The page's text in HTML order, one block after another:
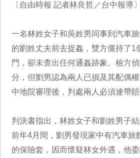
〔自由時報 記者林良哲／台中報導〕
一名林姓女子和吳姓男同事到汽車
的劉姓丈夫前去捉姦，雙方僵持了1
門，卻未查出任何通姦跡象。檢方
分，但劉男認為兩人已損及其配偶
中地院審理後，判處兩人必須連帶賠
判決書指出，林姓女子和劉姓男子
前年4月間，劉男發現家中有汽車旅
的保險套，因而懷疑林女外遇，他